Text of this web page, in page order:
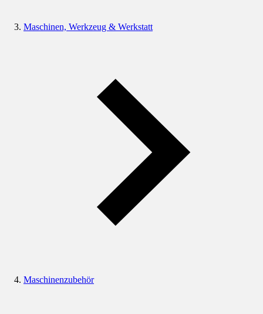
Maschinen, Werkzeug & Werkstatt
Maschinenzubehör